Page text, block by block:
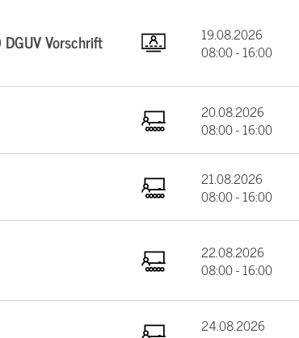
Vorschrift
19.08.2026
08:00 - 16:00
20.08.2026
08:00 - 16:00
21.08.2026
08:00 - 16:00
22.08.2026
08:00 - 16:00
24.08.2026